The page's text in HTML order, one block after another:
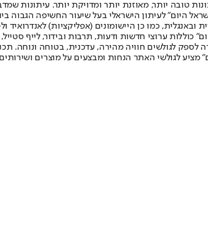
טובה יותר, מאוזנת יותר ומדויקת יותר. עיתונות
המודפסת הראשונה פורסמה ב-30 ביולי 2007, וב-2010 הפך "ישראל היום"
כוללות ערוצי חדשות ודעות, תרבות ובידור, לייף
לספק לגולשים חוויה מהירה, עדכנית, בטוחה
לגולשי האתר הנחות ומבצעים על מוצרים